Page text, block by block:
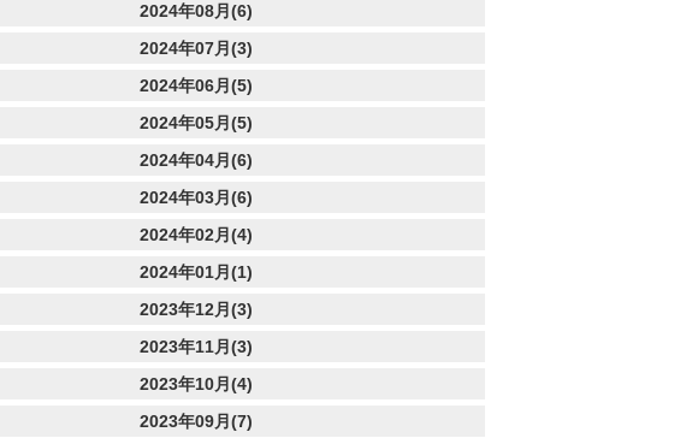
2024年08月(6)
2024年07月(3)
2024年06月(5)
2024年05月(5)
2024年04月(6)
2024年03月(6)
2024年02月(4)
2024年01月(1)
2023年12月(3)
2023年11月(3)
2023年10月(4)
2023年09月(7)